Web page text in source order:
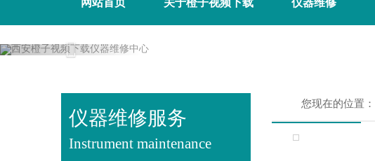
网站首页 关于橙子视频下载 仪器维修
Previous
仪器维修服务
Instrument maintenance
您现在的位置：